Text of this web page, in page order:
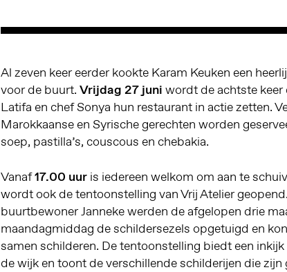
Al zeven keer eerder kookte Karam Keuken een
voor de buurt. Vrijdag 27 juni wordt de achtste keer
Latifa en chef Sonya hun restaurant in actie zetten.
Marokkaanse en Syrische gerechten worden
soep, pastilla’s, couscous en chebakia.
Vanaf17.00 uur is iedereen welkom om aan te
wordt ook de tentoonstelling van Vrij Atelier
buurtbewoner Janneke werden de afgelopen drie
maandagmiddag de schildersezels opgetuigd en
samen schilderen. De tentoonstelling biedt een
de wijk en toont de verschillende schilderijen die zijn